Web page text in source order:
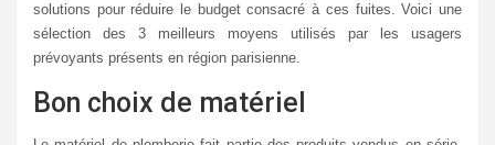
solutions pour réduire le budget consacré à ces fuites. Voici une
sélection des 3 meilleurs moyens utilisés par les usagers
prévoyants présents en région parisienne.
Bon choix de matériel